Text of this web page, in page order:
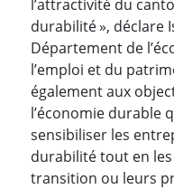
l’attractivité du
durabilité », déclare
Département de
l’emploi et du
également aux
l’économie durable
sensibiliser les
durabilité tout en
transition ou leurs